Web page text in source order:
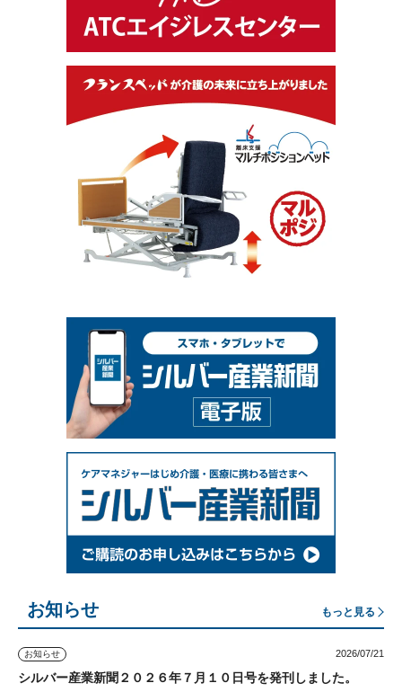
お知らせ もっと見る
お知らせ 2026/07/21
シルバー産業新聞２０２６年７月１０日号を発刊しました。